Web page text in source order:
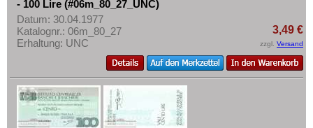
- 100 Lire (#06m_80_27_UNC)
Datum: 30.04.1977
Katalognr.: 06m_80_27
Erhaltung: UNC
3,49 €
zzgl. Versand